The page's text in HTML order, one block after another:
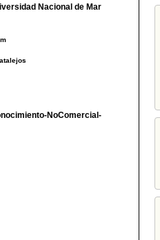
Nacional de Mar
NoComercial-